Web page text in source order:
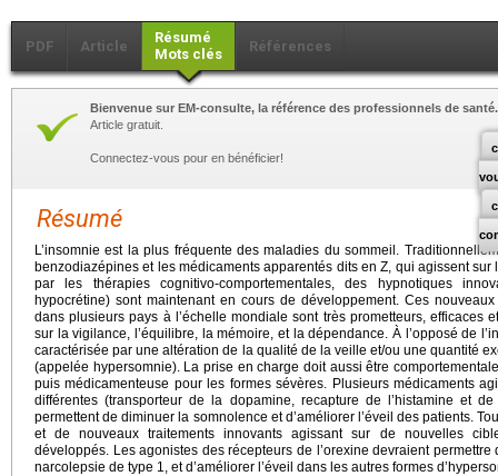
PDF Article
Résumé
Mots clés
Références
Bienvenue sur EM-consulte, la référence des professionnels de santé.
Article gratuit.
Connectez-vous pour en bénéficier!
Résumé
L’insomnie est la plus fréquente des maladies du sommeil.
benzodiazépines et les médicaments apparentés dits en Z, qui agissent sur
par les thérapies cognitivo-comportementales, des hypnotiques
hypocrétine) sont maintenant en cours de développement. Ces
dans plusieurs pays à l’échelle mondiale sont très prometteurs, efficaces
sur la vigilance, l’équilibre, la mémoire, et la dépendance. À l’opposé de
caractérisée par une altération de la qualité de la veille et/ou une quantité
(appelée hypersomnie). La prise en charge doit aussi être
puis médicamenteuse pour les formes sévères. Plusieurs médicaments
différentes (transporteur de la dopamine, recapture de l’histamine et
permettent de diminuer la somnolence et d’améliorer l’éveil des patients.
et de nouveaux traitements innovants agissant sur de nouvelles
développés. Les agonistes des récepteurs de l’orexine devraient
narcolepsie de type 1, et d’améliorer l’éveil dans les autres formes